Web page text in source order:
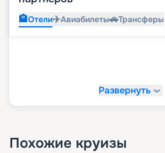
🏨Отели✈️Авиабилеты🚗Трансферы
Развернуть
Похожие круизы